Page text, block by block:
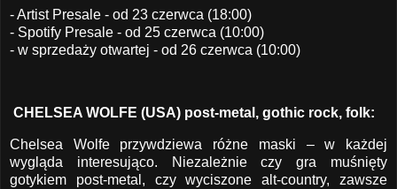
- Artist Presale - od 23 czerwca (18:00)
- Spotify Presale - od 25 czerwca (10:00)
- w sprzedaży otwartej - od 26 czerwca (10:00)
CHELSEA WOLFE (USA) post-metal, gothic rock, folk:
Chelsea Wolfe przywdziewa różne maski – w każdej
wygląda interesująco. Niezależnie czy gra muśnięty
gotykiem post-metal, czy wyciszone alt-country, zawsze